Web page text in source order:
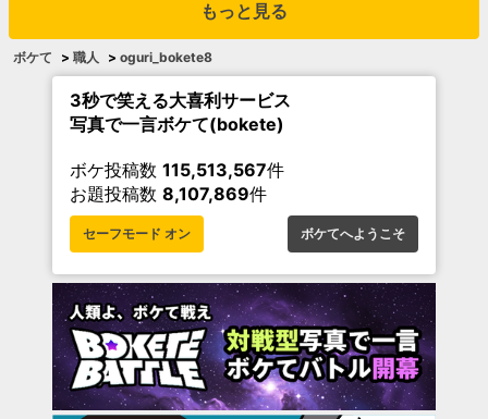
もっと見る
ボケて > 職人 > oguri_bokete8
3秒で笑える大喜利サービス
写真で一言ボケて(bokete)
ボケ投稿数 115,513,567件
お題投稿数 8,107,869件
セーフモード オン ボケてへようこそ